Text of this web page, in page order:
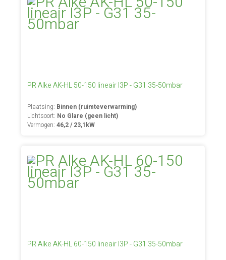
PR Alke AK-HL 50-150 lineair I3P - G31 35-50mbar
Plaatsing: Binnen (ruimteverwarming)
Lichtsoort: No Glare (geen licht)
Vermogen:46,2 / 23,1kW
PR Alke AK-HL 60-150 lineair I3P - G31 35-50mbar